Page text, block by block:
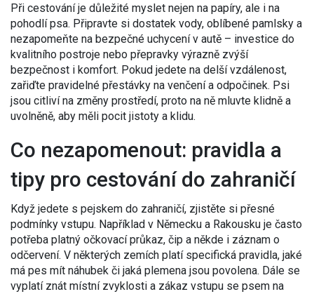
Při cestování je důležité myslet nejen na papíry, ale i na
pohodlí psa. Připravte si dostatek vody, oblíbené pamlsky a
nezapomeňte na bezpečné uchycení v autě – investice do
kvalitního postroje nebo přepravky výrazně zvýší
bezpečnost i komfort. Pokud jedete na delší vzdálenost,
zařiďte pravidelné přestávky na venčení a odpočinek. Psi
jsou citliví na změny prostředí, proto na ně mluvte klidně a
uvolněně, aby měli pocit jistoty a klidu.
Co nezapomenout: pravidla a
tipy pro cestování do zahraničí
Když jedete s pejskem do zahraničí, zjistěte si přesné
podmínky vstupu. Například v Německu a Rakousku je často
potřeba platný očkovací průkaz, čip a někde i záznam o
odčervení. V některých zemích platí specifická pravidla, jaké
má pes mít náhubek či jaká plemena jsou povolena. Dále se
vyplatí znát místní zvyklosti a zákaz vstupu se psem na